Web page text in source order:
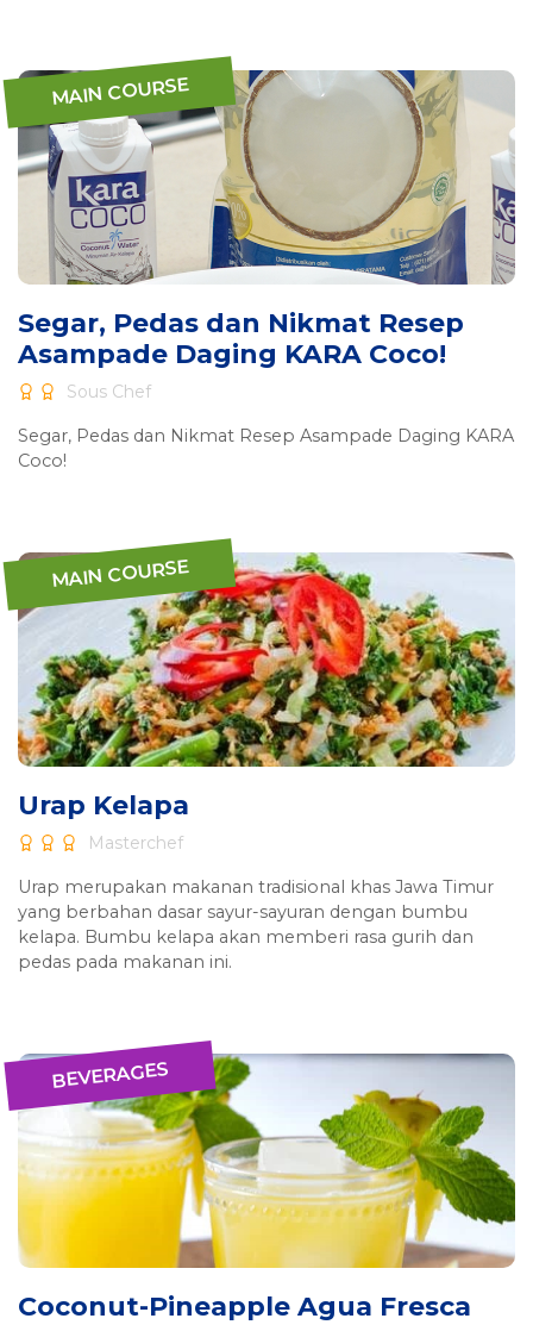
Segar, Pedas dan Nikmat Resep
Asampade Daging KARA Coco!
Sous Chef
Segar, Pedas dan Nikmat Resep Asampade Daging KARA
Coco!
MAIN COURSE
Urap Kelapa
Masterchef
Urap merupakan makanan tradisional khas Jawa Timur
yang berbahan dasar sayur-sayuran dengan bumbu
kelapa. Bumbu kelapa akan memberi rasa gurih dan
pedas pada makanan ini.
MAIN COURSE
Coconut-Pineapple Agua Fresca
BEVERAGES